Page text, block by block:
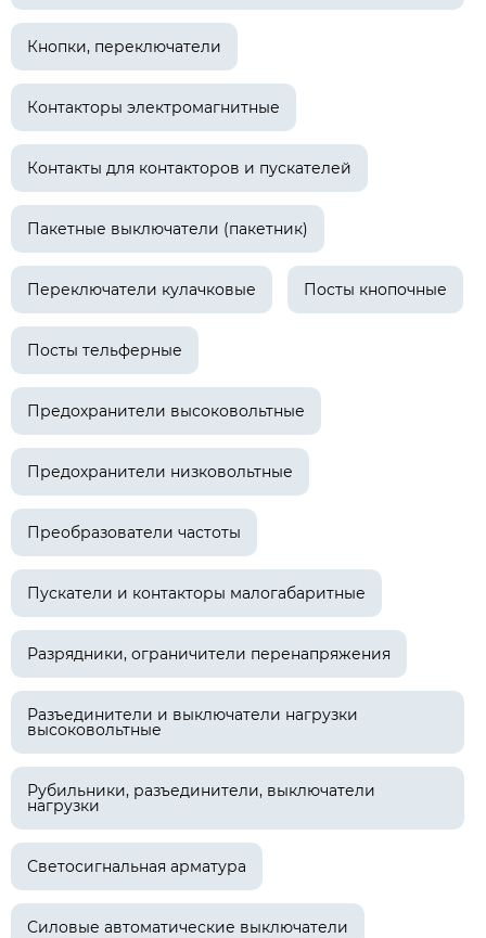
Кнопки, переключатели
Контакторы электромагнитные
Контакты для контакторов и пускателей
Пакетные выключатели (пакетник)
Переключатели кулачковые Посты кнопочные
Посты тельферные
Предохранители высоковольтные
Предохранители низковольтные
Преобразователи частоты
Пускатели и контакторы малогабаритные
Разрядники, ограничители перенапряжения
Разъединители и выключатели нагрузки
высоковольтные
Рубильники, разъединители, выключатели
нагрузки
Светосигнальная арматура
Силовые автоматические выключатели